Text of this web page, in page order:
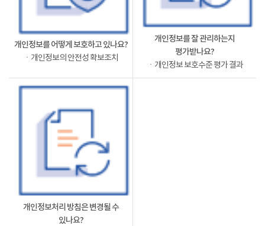
개인정보를 어떻게 보호하고 있나요?
ㆍ개인정보의 안전성 확보조치
개인정보를 잘 관리하는지
평가받나요?
ㆍ개인정보 보호수준 평가 결과
개인정보처리 방침은 변경될 수
있나요?